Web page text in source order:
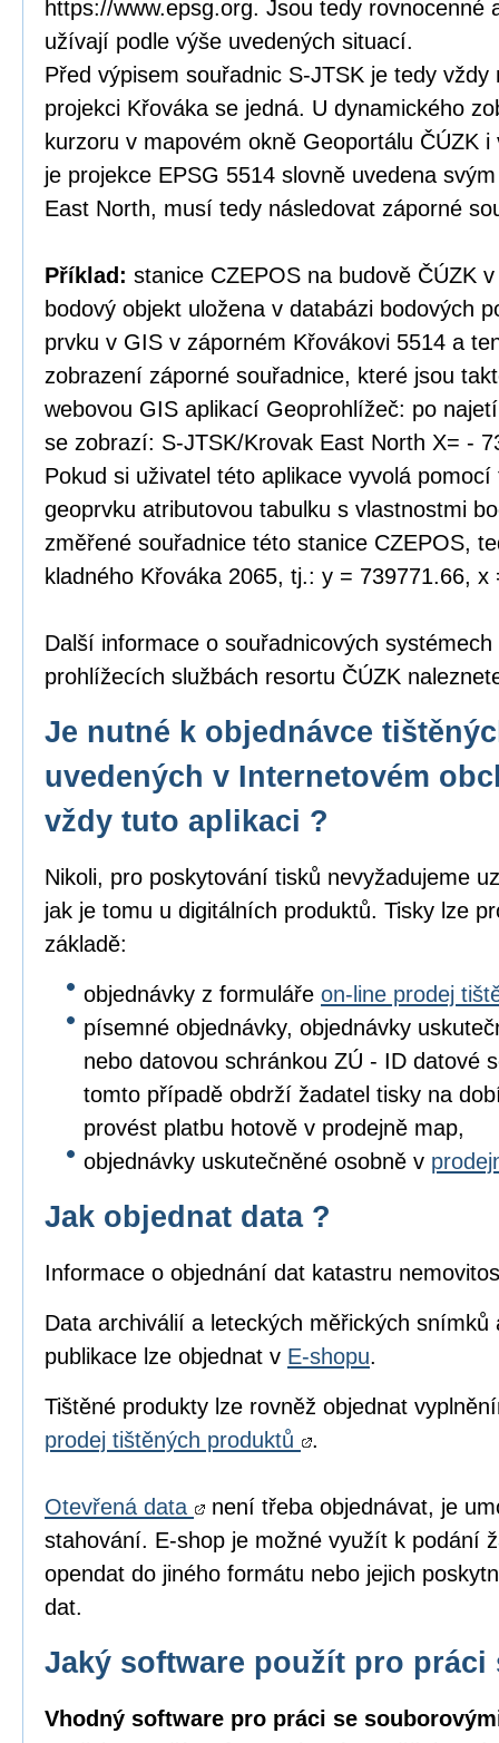
https://www.epsg.org. Jsou tedy rovnocenné
užívají podle výše uvedených situací.
Před výpisem souřadnic S-JTSK je tedy
projekci Křováka se jedná. U dynamického
kurzoru v mapovém okně Geoportálu ČÚZK
je projekce EPSG 5514 slovně uvedena
East North, musí tedy následovat záporné
Příklad: stanice CZEPOS na budově ČÚZK
bodový objekt uložena v databázi bodových
prvku v GIS v záporném Křovákovi 5514 a
zobrazení záporné souřadnice, které jsou
webovou GIS aplikací Geoprohlížeč: po
se zobrazí: S-JTSK/Krovak East North X= -
Pokud si uživatel této aplikace vyvolá
geoprvku atributovou tabulku s vlastnostmi
změřené souřadnice této stanice CZEPOS,
kladného Křováka 2065, tj.: y = 739771.66, x
Další informace o souřadnicových
prohlížecích službách resortu ČÚZK
Je nutné k objednávce
uvedených v Internetovém
vždy tuto aplikaci ?
Nikoli, pro poskytování tisků nevyžadujeme
jak je tomu u digitálních produktů. Tisky lze
základě:
objednávky z formuláře on-line prodej
písemné objednávky, objednávky
nebo datovou schránkou ZÚ - ID datové
tomto případě obdrží žadatel tisky na
provést platbu hotově v prodejně map,
objednávky uskutečněné osobně v
Jak objednat data ?
Informace o objednání dat katastru
Data archiválií a leteckých měřických
publikace lze objednat v E-shopu.
Tištěné produkty lze rovněž objednat
prodej tištěných produktů
.
Otevřená data
není třeba objednávat, je
stahování. E-shop je možné využít k podání
opendat do jiného formátu nebo jejich
dat.
Jaký software použít pro práci
Vhodný software pro práci se